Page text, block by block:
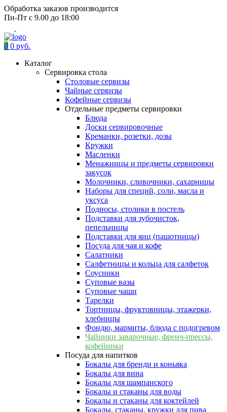
Обработка заказов производится
Пн-Пт с 9.00 до 18:00
0 0 руб.
Каталог
Сервировка стола
Столовые сервизы
Чайные сервизы
Кофейные сервизы
Отдельные предметы сервировки
Блюда
Доски сервировочные
Креманки, розетки, дозы
Кружки
Масленки
Менажницы и предметы сервировки
закусок
Молочники, сливочники, сахарницы
Наборы для специй, соли, масла и
уксуса
Подносы, столики в постель
Подставки для зубочисток,
пепельницы
Подставки для яиц (пашотницы)
Посуда для чая и кофе
Салатники
Салфетницы и кольца для салфеток
Соусники
Суповые вазы
Суповые чаши
Тарелки
Тортницы, фруктовницы, этажерки,
хлебницы
Фондю, мармиты, блюда с подогревом
Чайники заварочные, френч-прессы,
кофейники
Посуда для напитков
Бокалы для бренди и коньяка
Бокалы для вина
Бокалы для шампанского
Бокалы и стаканы для воды
Бокалы и стаканы для коктейлей
Бокалы, стаканы, кружки для пива